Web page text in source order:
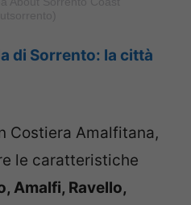
di Sorrento: la città
Costiera Amalfitana,
le caratteristiche
Amalfi, Ravello,